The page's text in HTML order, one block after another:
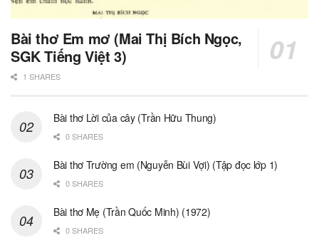
Bài thơ Em mơ (Mai Thị Bích Ngọc,
SGK Tiếng Việt 3)
1 SHARES
Bài thơ Lời của cây (Trần Hữu Thung)
0 SHARES
Bài thơ Trường em (Nguyễn Bùi Vợi) (Tập đọc lớp 1)
0 SHARES
Bài thơ Mẹ (Trần Quốc Minh) (1972)
0 SHARES